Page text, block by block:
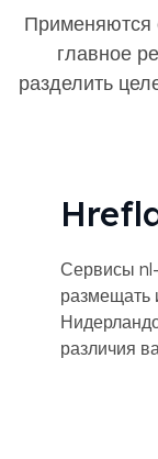
Применяются
главное
разделить
Сервисы
размещать
различия